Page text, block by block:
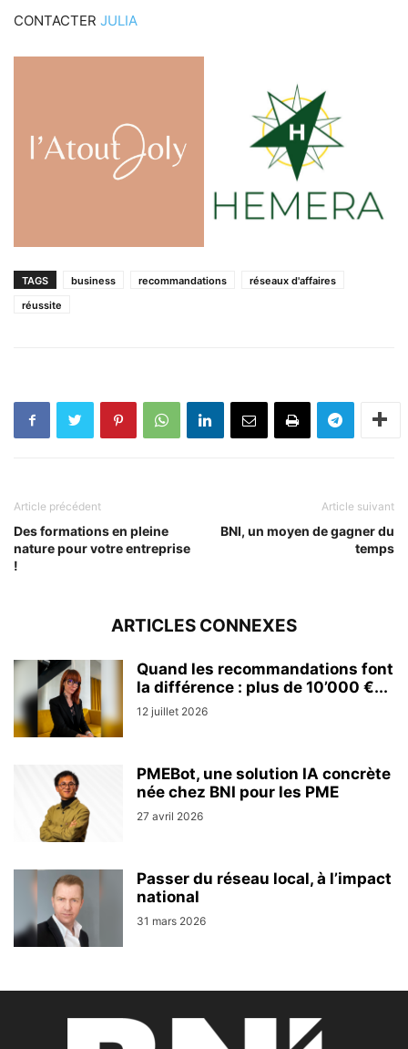
CONTACTER JULIA
TAGS business recommandations
réseaux d'affaires
réussite
Article précédent
Des formations en pleine
nature pour votre entreprise
!
Article suivant
BNI, un moyen de gagner du
temps
ARTICLES CONNEXES
Quand les recommandations font
la différence : plus de 10’000 €...
12 juillet 2026
PMEBot, une solution IA concrète
née chez BNI pour les PME
27 avril 2026
Passer du réseau local, à l’impact
national
31 mars 2026